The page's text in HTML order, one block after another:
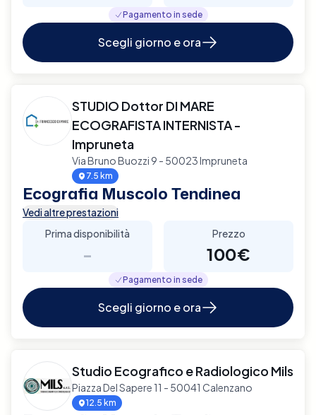
Pagamento in sede
Scegli giorno e ora
STUDIO Dottor DI MARE
ECOGRAFISTA INTERNISTA -
Impruneta
Via Bruno Buozzi 9 - 50023 Impruneta
7.5 km
Ecografia Muscolo Tendinea
Vedi altre prestazioni
Prima disponibilità
-
Prezzo
100€
Pagamento in sede
Scegli giorno e ora
Studio Ecografico e Radiologico Mils
Piazza Del Sapere 11 - 50041 Calenzano
12.5 km